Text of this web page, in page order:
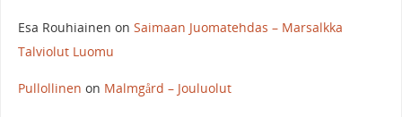
Esa Rouhiainen on Saimaan Juomatehdas – Marsalkka
Talviolut Luomu
Pullollinen on Malmgård – Jouluolut